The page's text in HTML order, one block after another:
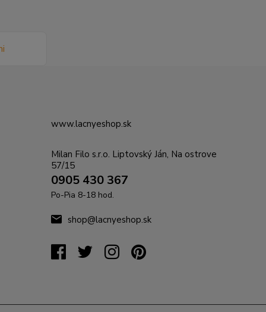
www.lacnyeshop.sk
Milan Filo s.r.o. Liptovský Ján, Na ostrove
57/15
0905 430 367
Po-Pia 8-18 hod.
shop@lacnyeshop.sk